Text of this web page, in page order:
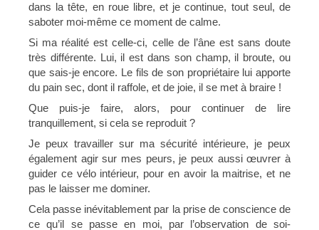
dans la tête, en roue libre, et je continue, tout seul, de
saboter moi-même ce moment de calme.
Si ma réalité est celle-ci, celle de l’âne est sans doute
très différente. Lui, il est dans son champ, il broute, ou
que sais-je encore. Le fils de son propriétaire lui apporte
du pain sec, dont il raffole, et de joie, il se met à braire !
Que puis-je faire, alors, pour continuer de lire
tranquillement, si cela se reproduit ?
Je peux travailler sur ma sécurité intérieure, je peux
également agir sur mes peurs, je peux aussi œuvrer à
guider ce vélo intérieur, pour en avoir la maitrise, et ne
pas le laisser me dominer.
Cela passe inévitablement par la prise de conscience de
ce qu’il se passe en moi, par l’observation de soi-